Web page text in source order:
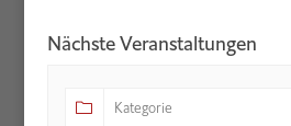
Nächste Veranstaltungen